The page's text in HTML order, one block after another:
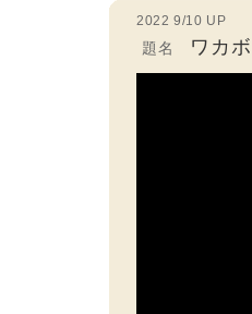
2022 9/10 UP
題名 ワカ